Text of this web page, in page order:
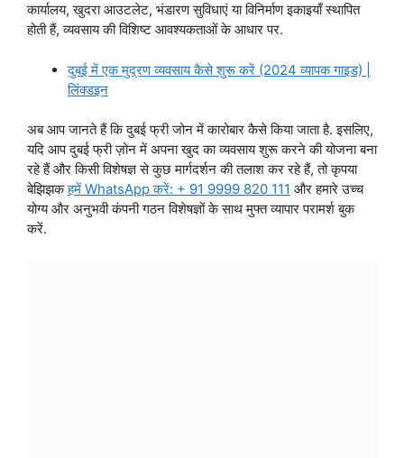
कार्यालय, खुदरा आउटलेट, भंडारण सुविधाएं या विनिर्माण इकाइयाँ स्थापित
होती हैं, व्यवसाय की विशिष्ट आवश्यकताओं के आधार पर.
दुबई में एक मुद्रण व्यवसाय कैसे शुरू करें (2024 व्यापक गाइड) |
लिंक्डइन
अब आप जानते हैं कि दुबई फ्री जोन में कारोबार कैसे किया जाता है. इसलिए,
यदि आप दुबई फ्री ज़ोन में अपना खुद का व्यवसाय शुरू करने की योजना बना
रहे हैं और किसी विशेषज्ञ से कुछ मार्गदर्शन की तलाश कर रहे हैं, तो कृपया
बेझिझकहमें WhatsApp करें: + 91 9999 820 111 और हमारे उच्च
योग्य और अनुभवी कंपनी गठन विशेषज्ञों के साथ मुफ्त व्यापार परामर्श बुक
करें.